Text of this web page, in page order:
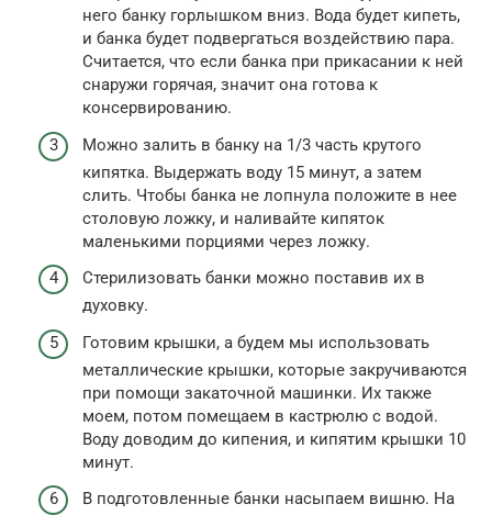
него банку горлышком вниз. Вода будет кипеть,
и банка будет подвергаться воздействию пара.
Считается, что если банка при прикасании к ней
снаружи горячая, значит она готова к
консервированию.
Можно залить в банку на 1/3 часть крутого
кипятка. Выдержать воду 15 минут, а затем
слить. Чтобы банка не лопнула положите в нее
столовую ложку, и наливайте кипяток
маленькими порциями через ложку.
Стерилизовать банки можно поставив их в
духовку.
Готовим крышки, а будем мы использовать
металлические крышки, которые закручиваются
при помощи закаточной машинки. Их также
моем, потом помещаем в кастрюлю с водой.
Воду доводим до кипения, и кипятим крышки 10
минут.
В подготовленные банки насыпаем вишню. На